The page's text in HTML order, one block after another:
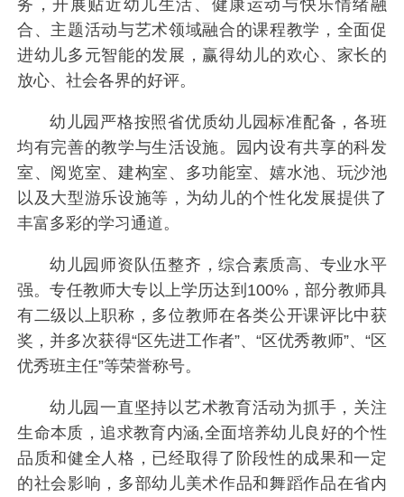
务，开展贴近幼儿生活、健康运动与快乐情绪融
合、主题活动与艺术领域融合的课程教学，全面促
进幼儿多元智能的发展，赢得幼儿的欢心、家长的
放心、社会各界的好评。
幼儿园严格按照省优质幼儿园标准配备，各班
均有完善的教学与生活设施。园内设有共享的科发
室、阅览室、建构室、多功能室、嬉水池、玩沙池
以及大型游乐设施等，为幼儿的个性化发展提供了
丰富多彩的学习通道。
幼儿园师资队伍整齐，综合素质高、专业水平
强。专任教师大专以上学历达到100%，部分教师具
有二级以上职称，多位教师在各类公开课评比中获
奖，并多次获得“区先进工作者”、“区优秀教师”、“区
优秀班主任”等荣誉称号。
幼儿园一直坚持以艺术教育活动为抓手，关注
生命本质，追求教育内涵,全面培养幼儿良好的个性
品质和健全人格，已经取得了阶段性的成果和一定
的社会影响，多部幼儿美术作品和舞蹈作品在省内